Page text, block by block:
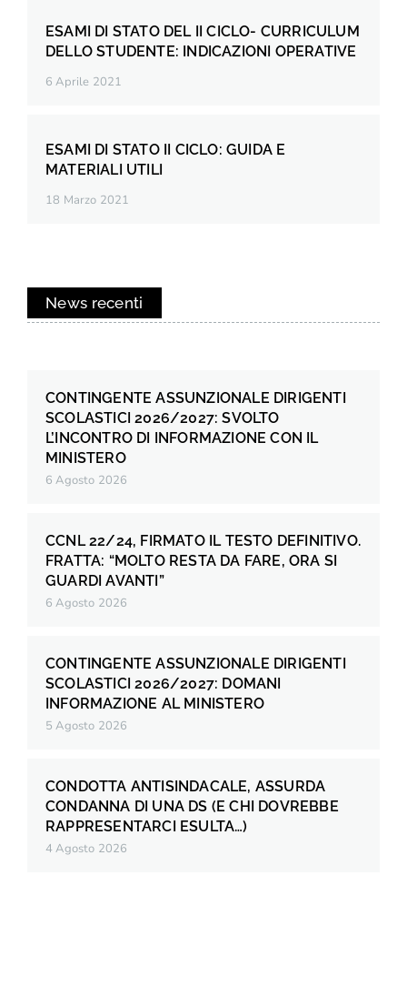
ESAMI DI STATO DEL II CICLO- CURRICULUM
DELLO STUDENTE: INDICAZIONI OPERATIVE
6 Aprile 2021
ESAMI DI STATO II CICLO: GUIDA E
MATERIALI UTILI
18 Marzo 2021
News recenti
CONTINGENTE ASSUNZIONALE DIRIGENTI
SCOLASTICI 2026/2027: SVOLTO
L’INCONTRO DI INFORMAZIONE CON IL
MINISTERO
6 Agosto 2026
CCNL 22/24, FIRMATO IL TESTO DEFINITIVO.
FRATTA: “MOLTO RESTA DA FARE, ORA SI
GUARDI AVANTI”
6 Agosto 2026
CONTINGENTE ASSUNZIONALE DIRIGENTI
SCOLASTICI 2026/2027: DOMANI
INFORMAZIONE AL MINISTERO
5 Agosto 2026
CONDOTTA ANTISINDACALE, ASSURDA
CONDANNA DI UNA DS (E CHI DOVREBBE
RAPPRESENTARCI ESULTA…)
4 Agosto 2026